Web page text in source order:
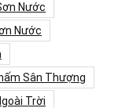
Nước
Nước
Sân Thượng
Trời